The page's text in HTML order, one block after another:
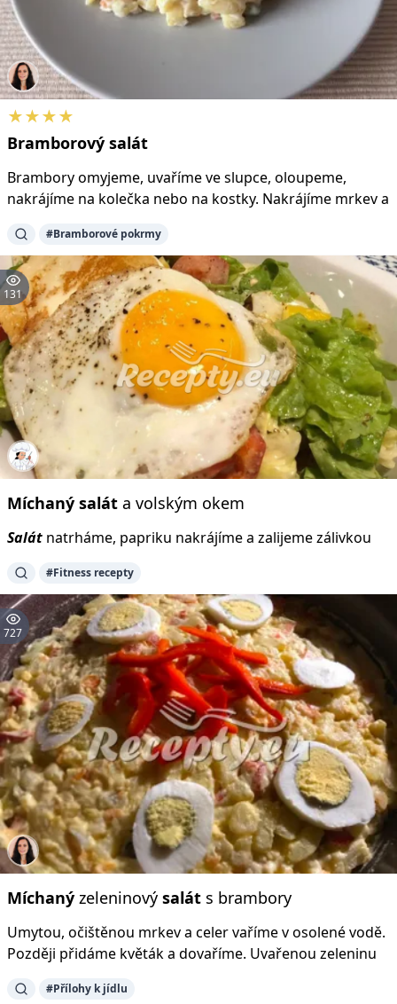
★★★★
Bramborový salát
Brambory omyjeme, uvaříme ve slupce, oloupeme,
nakrájíme na kolečka nebo na kostky. Nakrájíme mrkev a
#Bramborové pokrmy
131
Míchaný salát a volským okem
Salát natrháme, papriku nakrájíme a zalijeme zálivkou
#Fitness recepty
727
Míchaný zeleninový salát s brambory
Umytou, očištěnou mrkev a celer vaříme v osolené vodě.
Později přidáme květák a dovaříme. Uvařenou zeleninu
#Přílohy k jídlu